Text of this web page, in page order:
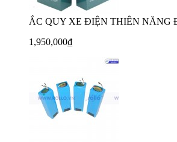
ẮC QUY XE ĐIỆN THIÊN NĂNG
1,950,000₫